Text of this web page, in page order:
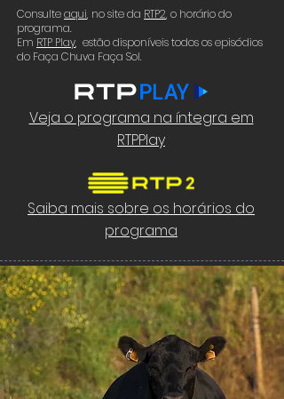
Consulteaqui, no site da RTP2, o horário do
programa.
Em RTP Play, estão disponíveis todos os episódios
do Faça Chuva Faça Sol.
Veja o programa na íntegra em
RTPPlay
Saiba mais sobre os horários do
programa